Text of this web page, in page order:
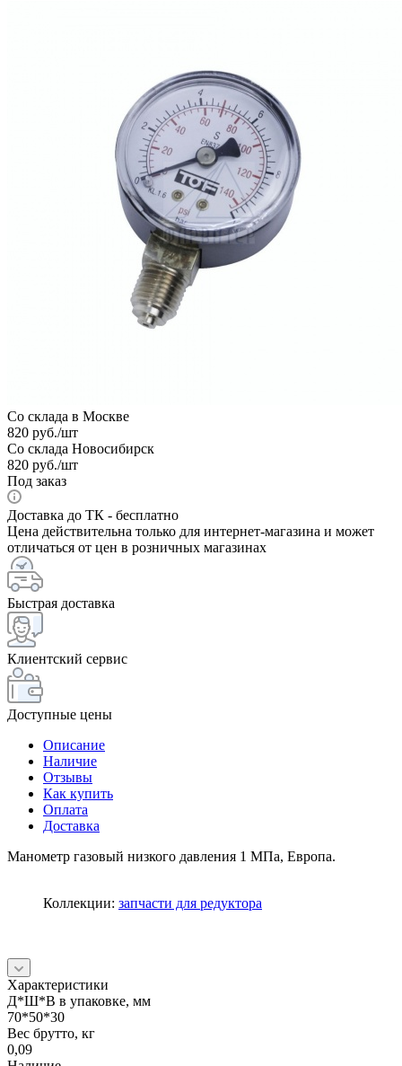
Со склада в Москве
820 руб./шт
Со склада Новосибирск
820 руб./шт
Под заказ
Доставка до ТК - бесплатно
Цена действительна только для интернет-магазина и может
отличаться от цен в розничных магазинах
Быстрая доставка
Клиентский сервис
Доступные цены
Описание
Наличие
Отзывы
Как купить
Оплата
Доставка
Манометр газовый низкого давления 1 МПа, Европа.
Коллекции: запчасти для редуктора
Характеристики
Д*Ш*В в упаковке, мм
70*50*30
Вес брутто, кг
0,09